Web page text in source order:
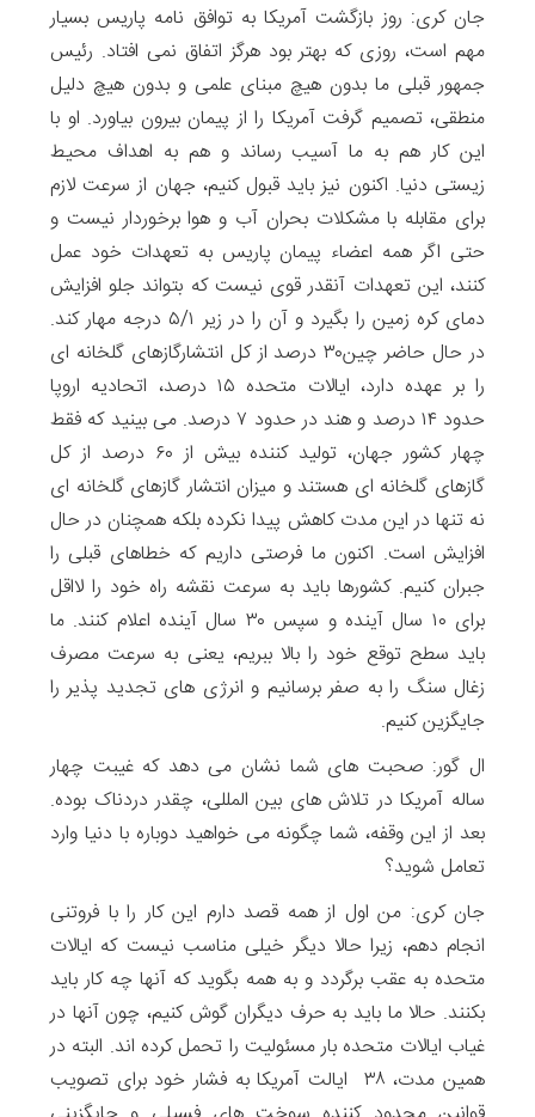
جان کری: روز بازگشت آمریکا به توافق نامه پاریس بسیار
مهم است، روزی که بهتر بود هرگز اتفاق نمی افتاد. رئیس
جمهور قبلی ما بدون هیچ مبنای علمی و بدون هیچ دلیل
منطقی، تصمیم گرفت آمریکا را از پیمان بیرون بیاورد. او با
این کار هم به ما آسیب رساند و هم به اهداف محیط
زیستی دنیا. اکنون نیز باید قبول کنیم، جهان از سرعت لازم
برای مقابله با مشکلات بحران آب و هوا برخوردار نیست و
حتی اگر همه اعضاء پیمان پاریس به تعهدات خود عمل
کنند، این تعهدات آنقدر قوی نیست که بتواند جلو افزایش
دمای کره زمین را بگیرد و آن را در زیر ۵/۱ درجه مهار کند.
در حال حاضر چین۳۰ درصد از کل انتشارگازهای گلخانه ای
را بر عهده دارد، ایالات متحده ۱۵ درصد، اتحادیه اروپا
حدود ۱۴ درصد و هند در حدود ۷ درصد. می بینید که فقط
چهار کشور جهان، تولید کننده بیش از ۶۰ درصد از کل
گازهای گلخانه ای هستند و میزان انتشار گازهای گلخانه ای
نه تنها در این مدت کاهش پیدا نکرده بلکه همچنان در حال
افزایش است. اکنون ما فرصتی داریم که خطاهای قبلی را
جبران کنیم. کشورها باید به سرعت نقشه راه خود را لااقل
برای ۱۰ سال آینده و سپس ۳۰ سال آینده اعلام کنند. ما
باید سطح توقع خود را بالا ببریم، یعنی به سرعت مصرف
زغال سنگ را به صفر برسانیم و انرژی های تجدید پذیر را
جایگزین کنیم.
ال گور: صحبت های شما نشان می دهد که غیبت چهار
ساله آمریکا در تلاش های بین المللی، چقدر دردناک بوده.
بعد از این وقفه، شما چگونه می خواهید دوباره با دنیا وارد
تعامل شوید؟
جان کری: من اول از همه قصد دارم این کار را با فروتنی
انجام دهم، زیرا حالا دیگر خیلی مناسب نیست که ایالات
متحده به عقب برگردد و به همه بگوید که آنها چه کار باید
بکنند. حالا ما باید به حرف دیگران گوش کنیم، چون آنها در
غیاب ایالات متحده بار مسئولیت را تحمل کرده اند. البته در
همین مدت، ۳۸ ایالت آمریکا به فشار خود برای تصویب